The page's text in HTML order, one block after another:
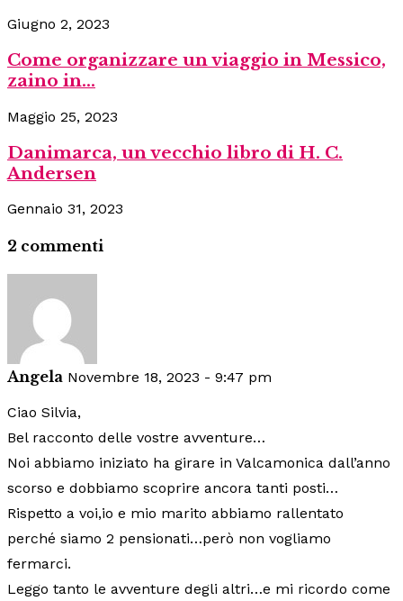
Giugno 2, 2023
Come organizzare un viaggio in Messico,
zaino in...
Maggio 25, 2023
Danimarca, un vecchio libro di H. C.
Andersen
Gennaio 31, 2023
2 commenti
Angela Novembre 18, 2023 - 9:47 pm
Ciao Silvia,
Bel racconto delle vostre avventure…
Noi abbiamo iniziato ha girare in Valcamonica dall’anno
scorso e dobbiamo scoprire ancora tanti posti…
Rispetto a voi,io e mio marito abbiamo rallentato
perché siamo 2 pensionati…però non vogliamo
fermarci.
Leggo tanto le avventure degli altri…e mi ricordo come